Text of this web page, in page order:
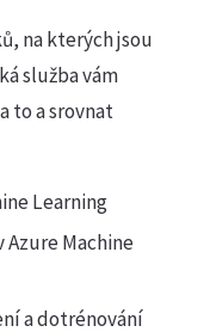
na kterých jsou
služba vám
to a srovnat
Learning
Machine
a dotrénování